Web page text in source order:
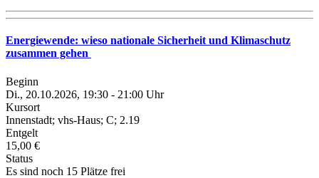
Energiewende: wieso nationale Sicherheit und Klimaschutz
zusammen gehen
Beginn
Di., 20.10.2026, 19:30 - 21:00 Uhr
Kursort
Innenstadt; vhs-Haus; C; 2.19
Entgelt
15,00 €
Status
Es sind noch 15 Plätze frei